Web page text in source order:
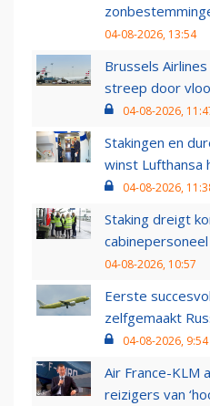
04-08-2026, 13:54
Brussels
streep door
04-08-2026,
Stakingen en
winst Lufthansa
04-08-2026,
Staking dreigt
04-08-2026, 10:57
Eerste
zelfgemaakt
04-08-2026, 9:54
Air France-KLM
reizigers van